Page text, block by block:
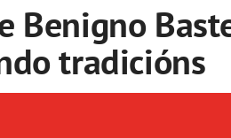
Benigno
tradicións